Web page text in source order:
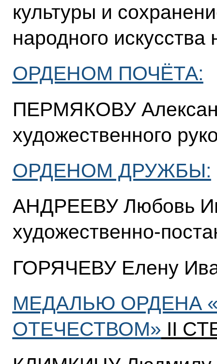
культуры и
народного искусства
ОРДЕНОМ ПОЧЁТА:
ПЕРМЯКОВУ
художественного
ОРДЕНОМ ДРУЖБЫ:
АНДРЕЕВУ Любовь
художественно-
ГОРЯЧЕВУ Елену
МЕДАЛЬЮ ОРДЕНА
ОТЕЧЕСТВОМ» II